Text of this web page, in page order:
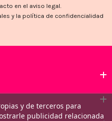
en el aviso legal.
y la política de confidencialidad
y de terceros para
publicidad relacionada